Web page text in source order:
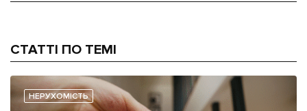
СТАТТІ ПО ТЕМІ
НЕРУХОМІСТЬ